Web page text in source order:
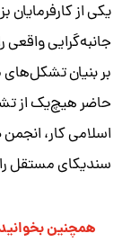
یکی از
جانبه‌گرایی واقعی
بر بنیان تشکل‌های
حاضر هیچ‌یک از
اسلامی کار،
سندیکای مستقل را
همچنین